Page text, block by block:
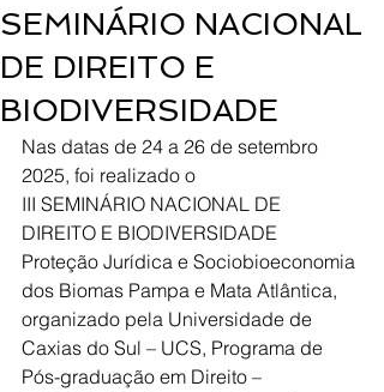
SEMINÁRIO NACIONAL
DE DIREITO E
BIODIVERSIDADE
Nas datas de 24 a 26 de setembro
2025, foi realizado o
III SEMINÁRIO NACIONAL DE
DIREITO E BIODIVERSIDADE
Proteção Jurídica e Sociobioeconomia
dos Biomas Pampa e Mata Atlântica,
organizado pela Universidade de
Caxias do Sul – UCS, Programa de
Pós-graduação em Direito –